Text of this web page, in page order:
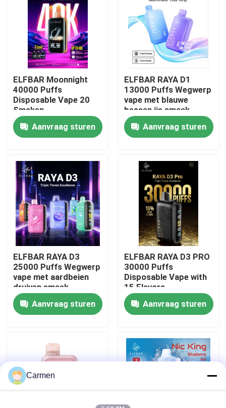
Thuis
Videos
Over ons
Fabrieksreis
Kwaliteitscontrole
Contacteer ons
Vozol damp
ELFBAR Moonnight
40000 Puffs
Disposable Vape 20
Smaken
Aanvraag sturen
ELFBAR RAYA D1
13000 Puffs Wegwerp
vape met blauwe
bessen ijs smaak
Aanvraag sturen
ELFBAR RAYA D3
25000 Puffs Wegwerp
vape met aardbeien
druiven smaak
Aanvraag sturen
ELFBAR RAYA D3 PRO
30000 Puffs
Disposable Vape with
15 Flavors
Aanvraag sturen
Carmen